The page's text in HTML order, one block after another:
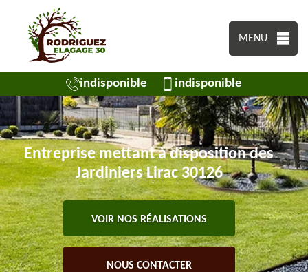
MENU
indisponible indisponible
Entreprise mettant à disposition des
Jardiniers Lirac 30126
VOIR NOS RÉALISATIONS
NOUS CONTACTER